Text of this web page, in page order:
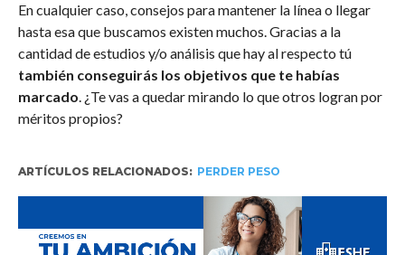
En cualquier caso, consejos para mantener la línea o llegar
hasta esa que buscamos existen muchos. Gracias a la
cantidad de estudios y/o análisis que hay al respecto tú
también conseguirás los objetivos que te habías
marcado. ¿Te vas a quedar mirando lo que otros logran por
méritos propios?
ARTÍCULOS RELACIONADOS: PERDER PESO